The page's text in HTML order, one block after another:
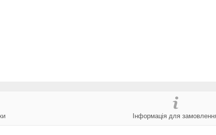
Інформація для